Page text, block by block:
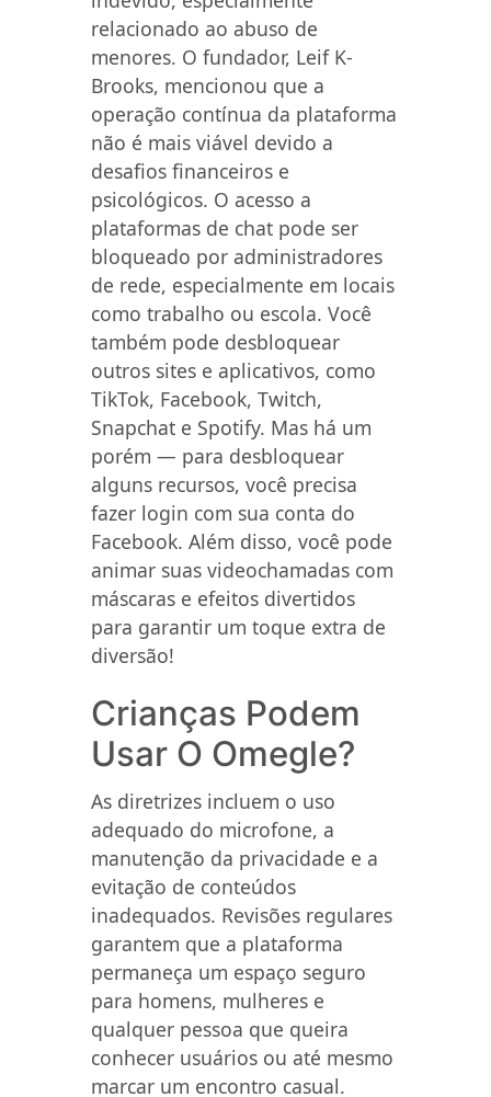
relacionado ao abuso de
menores. O fundador, Leif K-
Brooks, mencionou que a
operação contínua da plataforma
não é mais viável devido a
desafios financeiros e
psicológicos. O acesso a
plataformas de chat pode ser
bloqueado por administradores
de rede, especialmente em locais
como trabalho ou escola. Você
também pode desbloquear
outros sites e aplicativos, como
TikTok, Facebook, Twitch,
Snapchat e Spotify. Mas há um
porém — para desbloquear
alguns recursos, você precisa
fazer login com sua conta do
Facebook. Além disso, você pode
animar suas videochamadas com
máscaras e efeitos divertidos
para garantir um toque extra de
diversão!
Crianças Podem
Usar O Omegle?
As diretrizes incluem o uso
adequado do microfone, a
manutenção da privacidade e a
evitação de conteúdos
inadequados. Revisões regulares
garantem que a plataforma
permaneça um espaço seguro
para homens, mulheres e
qualquer pessoa que queira
conhecer usuários ou até mesmo
marcar um encontro casual.